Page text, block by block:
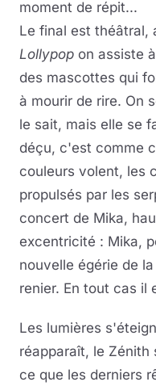
moment de répit...
Le final est théâtral,
Lollypop on assiste
des mascottes qui
à mourir de rire. On
le sait, mais elle se
déçu, c'est comme
couleurs volent, les
propulsés par les
concert de Mika,
excentricité : Mika,
nouvelle égérie de
renier. En tout cas il
Les lumières
réapparaît, le Zénith
ce que les derniers